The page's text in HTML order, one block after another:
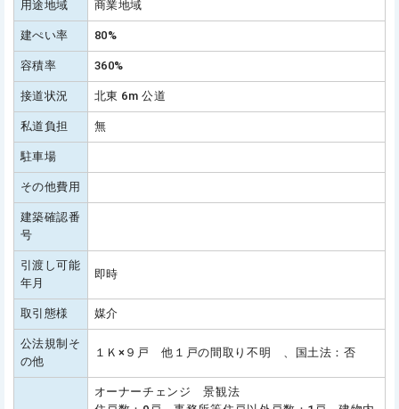
用途地域 商業地域
建ぺい率 80%
容積率 360%
接道状況 北東 6m 公道
私道負担 無
駐車場
その他費用
建築確認番
号
引渡し可能
年月
即時
取引態様 媒介
公法規制そ
の他
１Ｋ×９戸 他１戸の間取り不明 、国土法：否
オーナーチェンジ 景観法